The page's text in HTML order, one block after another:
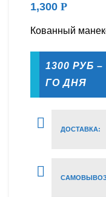
1,300 Р
Кованный
1300 РУБ
ГО ДНЯ
ДОСТАВКА: